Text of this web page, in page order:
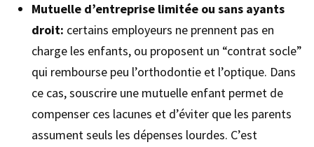
Mutuelle d’entreprise limitée ou sans ayants
droit: certains employeurs ne prennent pas en
charge les enfants, ou proposent un “contrat socle”
qui rembourse peu l’orthodontie et l’optique. Dans
ce cas, souscrire une mutuelle enfant permet de
compenser ces lacunes et d’éviter que les parents
assument seuls les dépenses lourdes. C’est